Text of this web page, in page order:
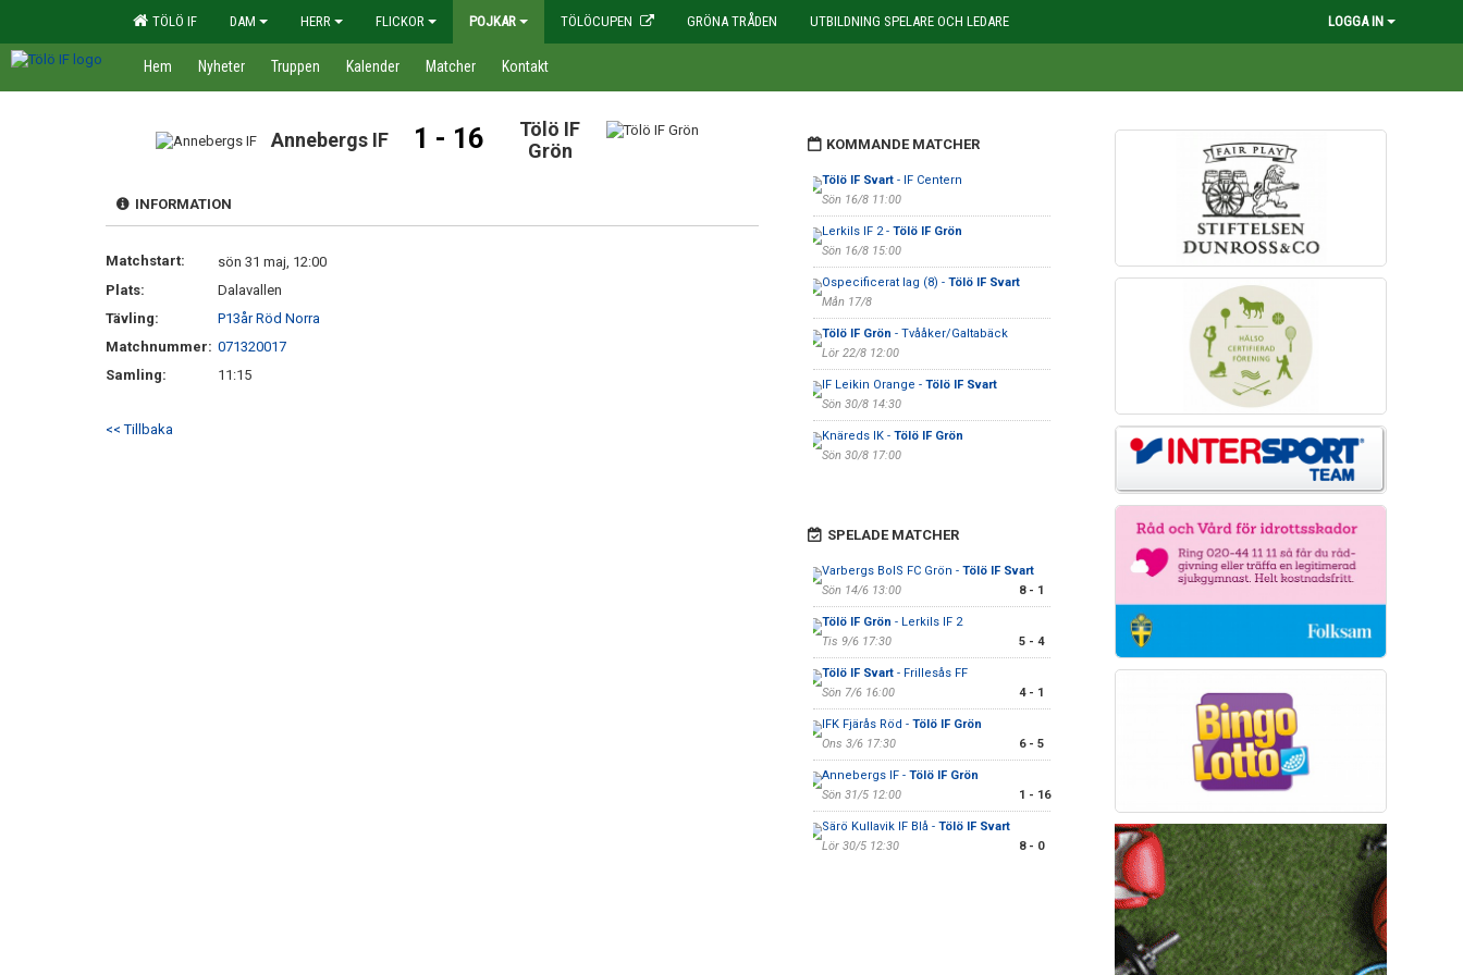
TÖLÖ IF DAM HERR FLICKOR POJKAR TÖLÖCUPEN GRÖNA TRÅDEN UTBILDNING SPELARE OCH LEDARE LOGGA IN
Hem Nyheter Truppen Kalender Matcher Kontakt
Annebergs IF 1 - 16
Tölö IF
Grön
INFORMATION
Matchstart:
sön 31 maj, 12:00
Plats:
Dalavallen
Tävling:
P13år Röd Norra
Matchnummer: 071320017
Samling:
11:15
<< Tillbaka
KOMMANDE MATCHER
Tölö IF Svart- IF Centern
Sön 16/8 11:00
Lerkils IF 2 - Tölö IF Grön
Sön 16/8 15:00
Ospecificerat lag (8) - Tölö IF Svart
Mån 17/8
Tölö IF Grön - Tvååker/Galtabäck
Lör 22/8 12:00
IF Leikin Orange - Tölö IF Svart
Sön 30/8 14:30
Knäreds IK - Tölö IF Grön
Sön 30/8 17:00
SPELADE MATCHER
Varbergs BoIS FC Grön - Tölö IF Svart
Sön 14/6 13:00
8 - 1
Tölö IF Grön - Lerkils IF 2
Tis 9/6 17:30
5 - 4
Tölö IF Svart- Frillesås FF
Sön 7/6 16:00
4 - 1
IFK Fjärås Röd - Tölö IF Grön
Ons 3/6 17:30
6 - 5
Annebergs IF - Tölö IF Grön
Sön 31/5 12:00
1 - 16
Särö Kullavik IF Blå - Tölö IF Svart
Lör 30/5 12:30
8 - 0